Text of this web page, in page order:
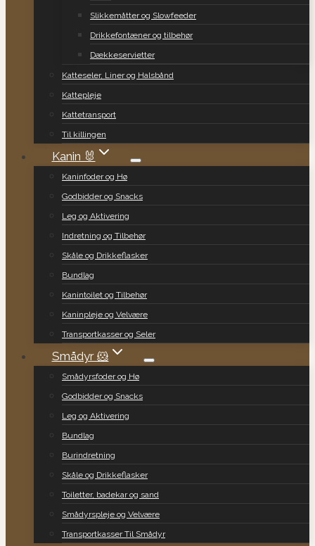
Slikkemåtter og Slowfeeder
Drikkefontæner og tilbehør
Dækkeservietter
Katteseler, Liner og Halsbånd
Kattepleje
Kattetransport
Til killingen
Kanin 🐰
Kaninfoder og Hø
Godbidder og Snacks
Leg og Aktivering
Indretning og Tilbehør
Skåle og Drikkeflasker
Bundlag
Kanintoilet og Tilbehør
Kaninpleje og Velvære
Transportkasser og Seler
Smådyr 🐹
Smådyrsfoder og Hø
Godbidder og Snacks
Leg og Aktivering
Bundlag
Burindretning
Skåle og Drikkeflasker
Toiletter, badekar og sand
Smådyrspleje og Velvære
Transportkasser Til Smådyr